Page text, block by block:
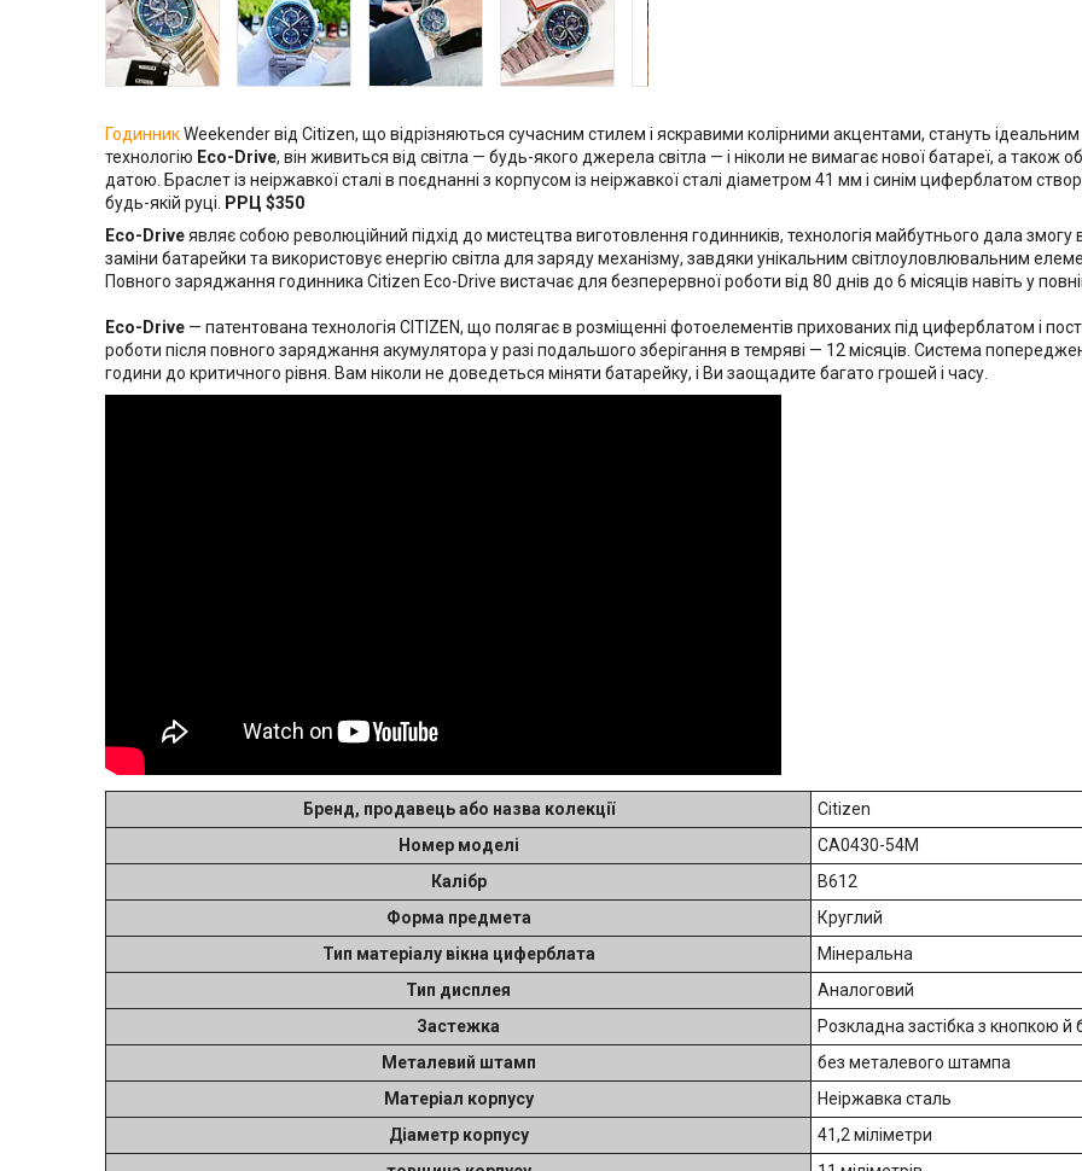
ГодинникWeekender від Citizen, що відрізняються сучасним стилем і яскравими колірними акцентами, стануть
технологію Eco-Drive, він живиться від світла — будь-якого джерела світла — і ніколи не вимагає нової батареї, а
датою. Браслет із неіржавкої сталі в поєднанні з корпусом із неіржавкої сталі діаметром 41 мм і синім циферблатом
будь-якій руці.
РРЦ $350
Eco-Driveявляє собою революційний підхід до мистецтва виготовлення годинників, технологія майбутнього дала
заміни батарейки та використовує енергію світла для заряду механізму, завдяки унікальним світлоуловлювальним
Повного заряджання годинника Citizen Eco-Drive вистачає для безперервної роботи від 80 днів до 6 місяців навіть у
Eco-Drive — патентована технологія CITIZEN, що полягає в розміщенні фотоелементів прихованих під циферблатом і
роботи після повного заряджання акумулятора у разі подальшого зберігання в темряві — 12 місяців. Система
години до критичного рівня. Вам ніколи не доведеться міняти батарейку, і Ви заощадите багато грошей і часу.
Бренд, продавець або назва колекції
Citizen
Номер моделі
CA0430-54M
Калібр
B612
Форма предмета
Круглий
Тип матеріалу вікна циферблата
Мінеральна
Тип дисплея
Аналоговий
Застежка
Розкладна застібка з кнопкою й
Металевий штамп
без металевого штампа
Матеріал корпусу
Неіржавка сталь
Діаметр корпусу
41,2 міліметри